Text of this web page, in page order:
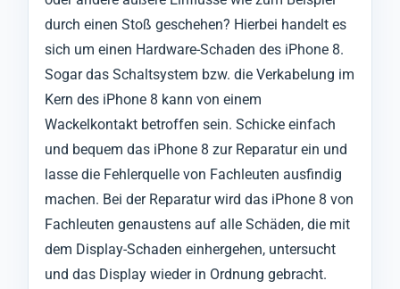
durch einen Stoß geschehen? Hierbei handelt es
sich um einen Hardware-Schaden des iPhone 8.
Sogar das Schaltsystem bzw. die Verkabelung im
Kern des iPhone 8 kann von einem
Wackelkontakt betroffen sein. Schicke einfach
und bequem das iPhone 8 zur Reparatur ein und
lasse die Fehlerquelle von Fachleuten ausfindig
machen. Bei der Reparatur wird das iPhone 8 von
Fachleuten genaustens auf alle Schäden, die mit
dem Display-Schaden einhergehen, untersucht
und das Display wieder in Ordnung gebracht.